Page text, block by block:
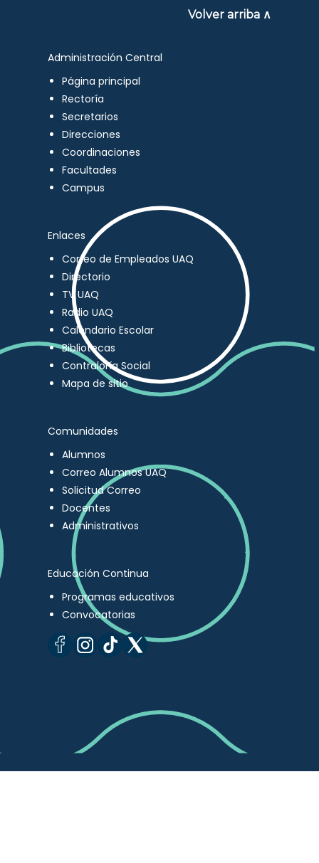
Volver arriba ∧
Administración Central
Página principal
Rectoría
Secretarios
Direcciones
Coordinaciones
Facultades
Campus
Enlaces
Correo de Empleados UAQ
Directorio
TV UAQ
Radio UAQ
Calendario Escolar
Bibliotecas
Contraloría Social
Mapa de sitio
Comunidades
Alumnos
Correo Alumnos UAQ
Solicitud Correo
Docentes
Administrativos
Educación Continua
Programas educativos
Convocatorias